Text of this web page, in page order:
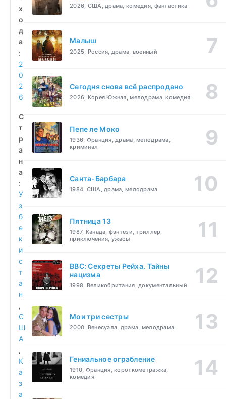
х
о
д
а
:
2
0
2
6
С
т
р
а
н
а
:
У
з
б
е
к
и
с
т
а
н
,
С
Ш
А
,
К
а
з
а
2026, США, драма, комедия, фантастика
Малыш
2025, Россия, драма, военный
Сегодня снова всё распродано
2026, Корея Южная, мелодрама, комедия
Пепе ле Моко
1936, Франция, драма, мелодрама,
криминал
Санта-Барбара
1984, США, драма, мелодрама
Пятница 13
1987, Канада, фэнтези, триллер,
приключения, ужасы
BBC: Секреты Рейха. Тайны
нацизма
1998, Великобритания, документальный
Мои три сестры
2000, Венесуэла, драма, мелодрама
Гениальное ограбление
1910, Франция, короткометражка,
комедия